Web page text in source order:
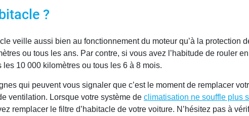
?
veille aussi bien au fonctionnement du moteur qu’à la protection
ou tous les ans. Par contre, si vous avez l’habitude de rouler
10 000 kilomètres ou tous les 6 à 8 mois.
qui peuvent vous signaler que c’est le moment de remplacer
ventilation. Lorsque votre système de climatisation ne souffle plus
remplacer le filtre d’habitacle de votre voiture. N’hésitez pas à